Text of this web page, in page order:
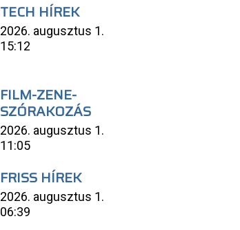
TECH HÍREK
2026. augusztus 1.
15:12
FILM-ZENE-
SZÓRAKOZÁS
2026. augusztus 1.
11:05
FRISS HÍREK
2026. augusztus 1.
06:39